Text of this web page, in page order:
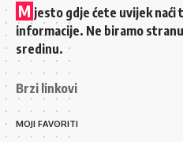
M jesto gdje ćete uvijek naći
informacije. Ne biramo
sredinu.
Brzi linkovi
MOJI FAVORITI